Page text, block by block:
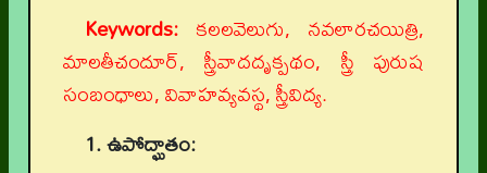
Keywords: కలలవెలుగు, నవలారచయిత్రి,
మాలతీచందూర్, స్త్రీవాదదృక్పథం, స్త్రీ పురుష
సంబంధాలు, వివాహవ్యవస్థ, స్త్రీవిద్య.
1. ఉపోద్ఘాతం: